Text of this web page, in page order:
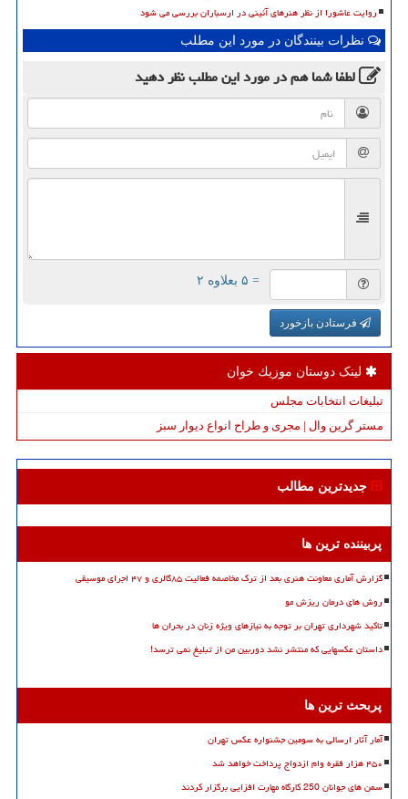
روایت عاشورا از نظر هنرهای آئینی در ارسباران بررسی می شود
نظرات بینندگان در مورد این مطلب
لطفا شما همدر مورد این مطلبنظر دهید
= ۵ بعلاوه ۲
فرستادن بازخورد
لینک دوستان موزیك خوان
تبلیغات انتخابات مجلس
مستر گرین وال | مجری و طراح انواع دیوار سبز
جدیدترین مطالب
پربیننده ترین ها
گزارش آماری معاونت هنری بعد از ترک مخاصمه فعالیت ۸۵گالری و ۴۷ اجرای موسیقی
روش های درمان ریزش مو
تاکید شهرداری تهران بر توجه به نیازهای ویژه زنان در بحران ها
داستان عکسهایی که منتشر نشد دوربین من از تبلیغ نمی ترسد!
پربحث ترین ها
آمار آثار ارسالی به سومین جشنواره عکس تهران
۴۵۰ هزار فقره وام ازدواج پرداخت خواهد شد
سمن های جوانان 250 کارگاه مهارت افزایی برگزار کردند